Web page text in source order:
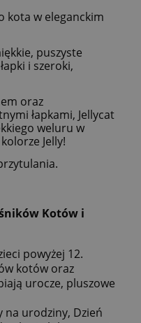
kota w eleganckim
puszyste
i szeroki,
oraz
łapkami, Jellycat
weluru w
Jelly!
Kotów i
powyżej 12.
kotów oraz
urocze, pluszowe
na urodziny, Dzień